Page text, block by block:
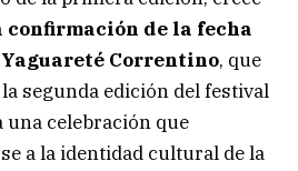
confirmación de la fecha
Correntino, que
segunda edición del festival
una celebración que
a la identidad cultural de la